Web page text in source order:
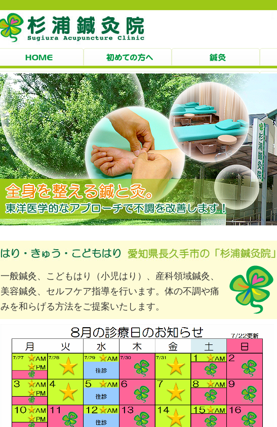
一般鍼灸、こどもはり（小児はり）、産科領域鍼灸、
美容鍼灸、セルフケア指導を行います。体の不調や痛
みを和らげる方法をご提案いたします。